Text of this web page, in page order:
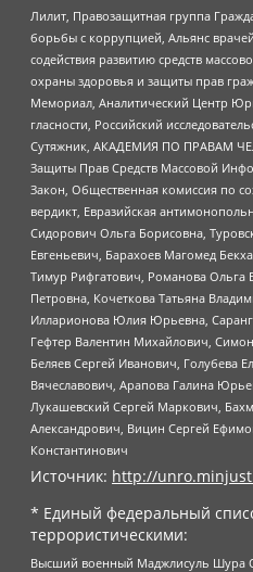
Лилит, Правозащитная группа
борьбы с коррупцией, Альянс
содействия развитию средств
охраны здоровья и защиты прав
Мемориал, Аналитический Центр
гласности, Российский
Сутяжник, АКАДЕМИЯ ПО ПРАВАМ
Защиты Прав Средств Массовой
Закон, Общественная комиссия по
вердикт, Евразийская
Сидорович Ольга Борисовна,
Евгеньевич, Барахоев Магомед
Тимур Рифгатович, Романова Ольга
Петровна, Кочеткова Татьяна
Илларионова Юлия Юрьевна,
Гефтер Валентин Михайлович,
Беляев Сергей Иванович, Голубева
Вячеславович, Арапова Галина
Лукашевский Сергей Маркович,
Александрович, Вицин Сергей
Константинович
Источник: http://
* Единый федеральный
террористическими:
Высший военный Маджлисуль Шура